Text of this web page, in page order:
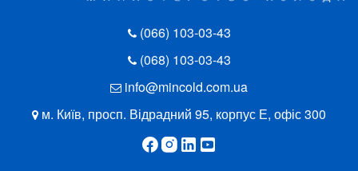
(066) 103-03-43
(068) 103-03-43
info@mincold.com.ua
м. Київ, просп. Відрадний 95, корпус Е, офіс 300